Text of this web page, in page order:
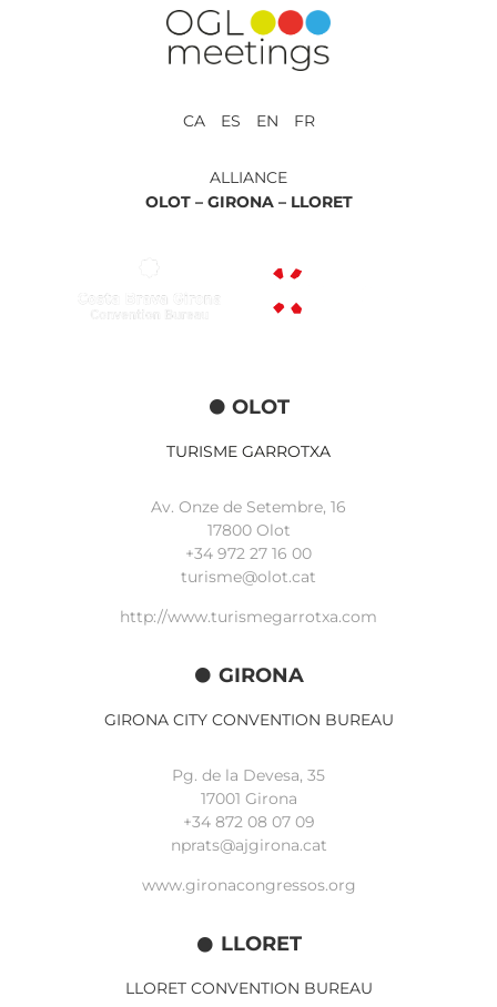
CA ES EN FR
ALLIANCE
OLOT – GIRONA – LLORET
OLOT
TURISME GARROTXA
Av. Onze de Setembre, 16
17800 Olot
+34 972 27 16 00
turisme@olot.cat
http://www.turismegarrotxa.com
GIRONA
GIRONA CITY CONVENTION BUREAU
Pg. de la Devesa, 35
17001 Girona
+34 872 08 07 09
nprats@ajgirona.cat
www.gironacongressos.org
LLORET
LLORET CONVENTION BUREAU